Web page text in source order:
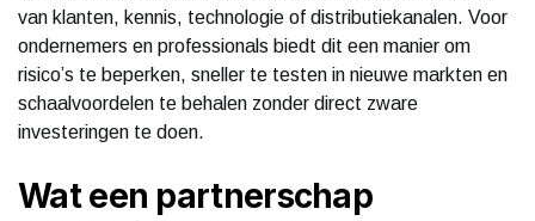
van klanten, kennis, technologie of distributiekanalen. Voor
ondernemers en professionals biedt dit een manier om
risico’s te beperken, sneller te testen in nieuwe markten en
schaalvoordelen te behalen zonder direct zware
investeringen te doen.
Wat een partnerschap